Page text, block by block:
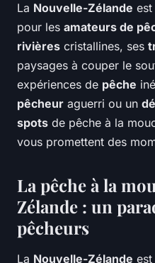
La Nouvelle-Zélande est
pour les amateurs de
rivières cristallines, ses
paysages à couper le
expériences de pêche
pêcheur aguerri ou un
spots de pêche à la
vous promettent des
La pêche à la
Zélande : un
pêcheurs
La Nouvelle-Zélande